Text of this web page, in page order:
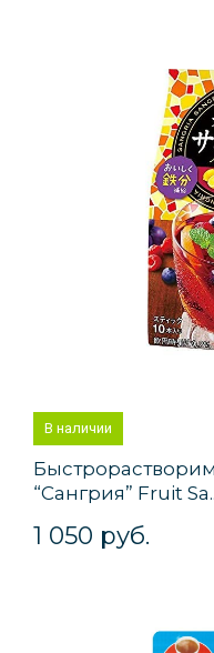
В наличии
“Сангрия” Fruit
1 050 руб.